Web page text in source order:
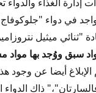
في دواء
"ثنائي ميثيل نتروزامين"
سبق ووُجد بها مواد
الإبلاغ أيضا عن وجود
ذاك الدواء